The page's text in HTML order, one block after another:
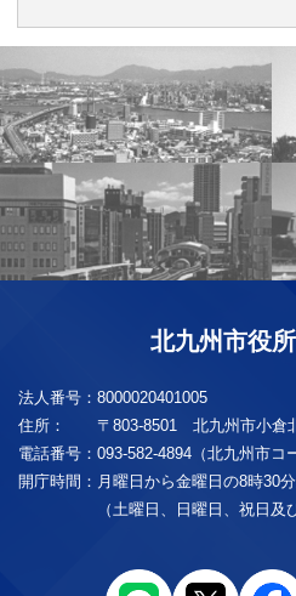
北九州市役所
法人番号： 8000020401005
住所：
〒803-8501 北九州市小倉
電話番号： 093-582-4894（北九州市コ
開庁時間： 月曜日から金曜日の8時30
（土曜日、日曜日、祝日及